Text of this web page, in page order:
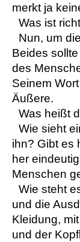
merkt ja
Was ist
Nun, um
Beides
des
Seinem
Äußere.
Was heißt
Wie sieht
ihn? Gibt es
her
Menschen
Wie steht
und die
Kleidung,
und der